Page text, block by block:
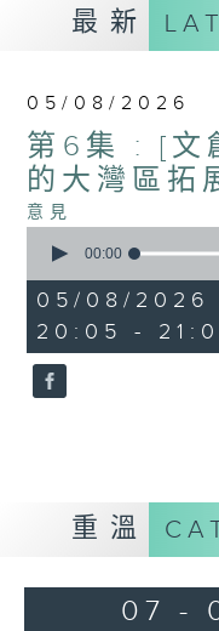
最新
05/08/2026
第6集 : [文
的大灣區拓
意見
seconds
0
seconds
00:00
05/08/
20:05 -
重溫
07 -